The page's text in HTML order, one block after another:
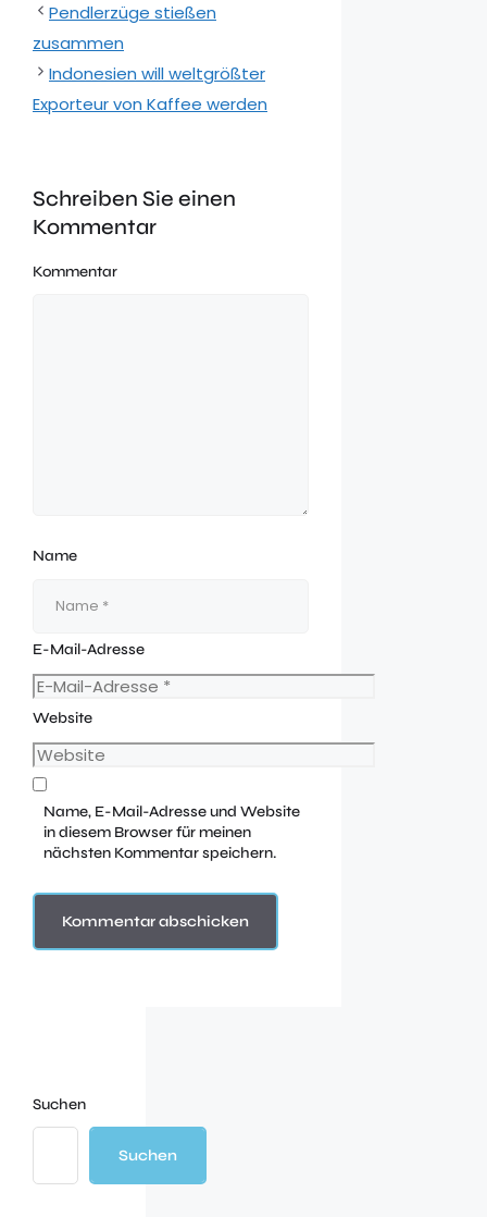
Pendlerzüge stießen
zusammen
Indonesien will weltgrößter
Exporteur von Kaffee werden
Schreiben Sie einen
Kommentar
Kommentar
Name
E-Mail-Adresse
Website
Name, E-Mail-Adresse und Website
in diesem Browser für meinen
nächsten Kommentar speichern.
Suchen
Suchen